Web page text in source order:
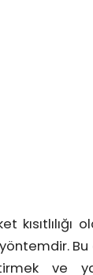
kısıtlılığı
ve